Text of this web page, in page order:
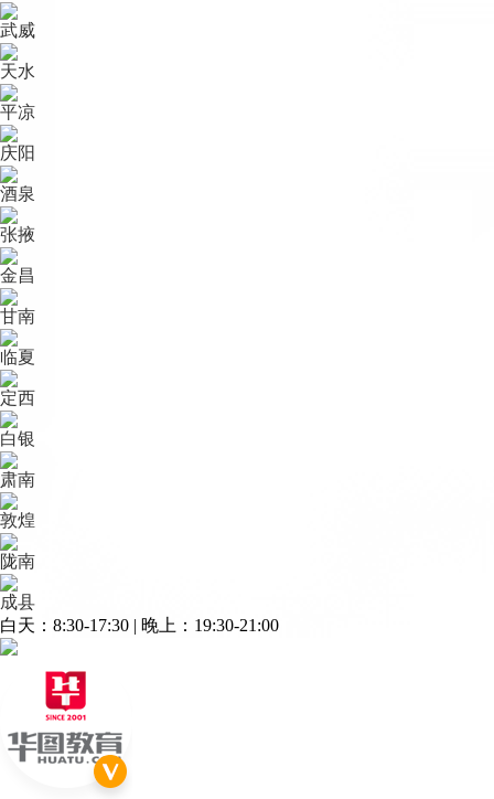
武威
天水
平凉
庆阳
酒泉
张掖
金昌
甘南
临夏
定西
白银
肃南
敦煌
陇南
成县
白天：8:30-17:30 | 晚上：19:30-21:00